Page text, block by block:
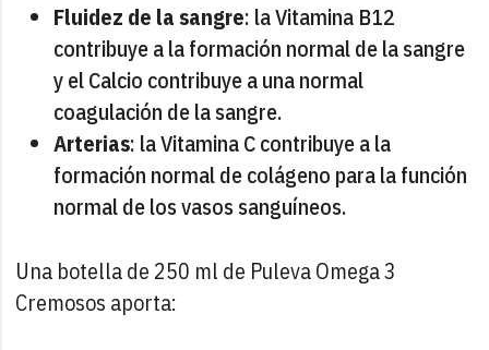
Fluidez de la sangre: la Vitamina B12
contribuye a la formación normal de la sangre
y el Calcio contribuye a una normal
coagulación de la sangre.
Arterias: la Vitamina C contribuye a la
formación normal de colágeno para la función
normal de los vasos sanguíneos.
Una botella de 250 ml de Puleva Omega 3
Cremosos aporta: